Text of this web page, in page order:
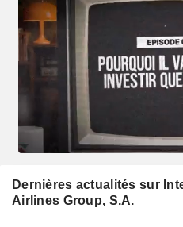
Dernières actualités sur
Airlines Group, S.A.